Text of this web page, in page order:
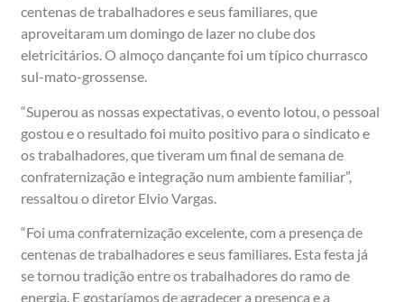
centenas de trabalhadores e seus familiares, que
aproveitaram um domingo de lazer no clube dos
eletricitários. O almoço dançante foi um típico churrasco
sul-mato-grossense.
“Superou as nossas expectativas, o evento lotou, o pessoal
gostou e o resultado foi muito positivo para o sindicato e
os trabalhadores, que tiveram um final de semana de
confraternização e integração num ambiente familiar”,
ressaltou o diretor Elvio Vargas.
“Foi uma confraternização excelente, com a presença de
centenas de trabalhadores e seus familiares. Esta festa já
se tornou tradição entre os trabalhadores do ramo de
energia. E gostaríamos de agradecer a presença e a